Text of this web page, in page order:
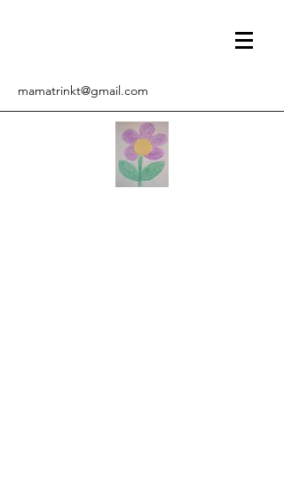
mamatrinkt@gmail.com